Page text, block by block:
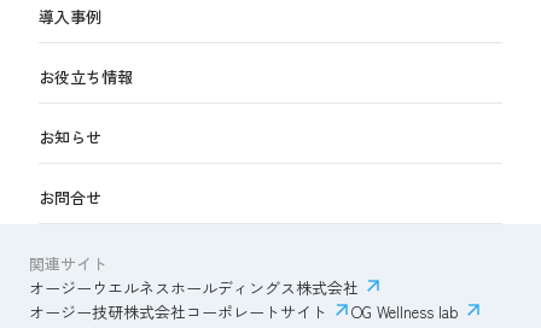
導入事例
お役立ち情報
お知らせ
お問合せ
関連サイト
オージーウエルネスホールディングス株式会社
オージー技研株式会社コーポレートサイト
OG Wellness lab